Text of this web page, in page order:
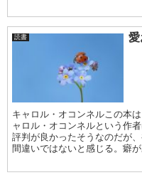
読書 愛
キャロル・オコンネルこの本
ャロル・オコンネルという作
評判が良かったそうなのだが
間違いではないと感じる。癖